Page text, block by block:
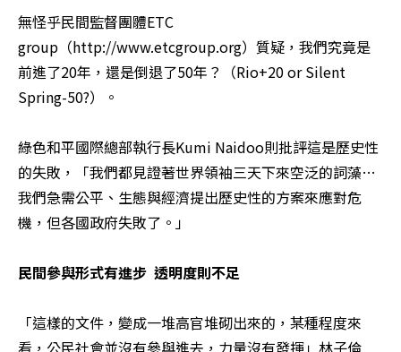
無怪乎民間監督團體ETC
group（http://www.etcgroup.org）質疑，我們究竟是
前進了20年，還是倒退了50年？（Rio+20 or Silent
Spring-50?）。
綠色和平國際總部執行長Kumi Naidoo則批評這是歷史性
的失敗，「我們都見證著世界領袖三天下來空泛的詞藻…
我們急需公平、生態與經濟提出歷史性的方案來應對危
機，但各國政府失敗了。」
民間參與形式有進步  透明度則不足
「這樣的文件，變成一堆高官堆砌出來的，某種程度來
看，公民社會並沒有參與進去，力量沒有發揮」林子倫